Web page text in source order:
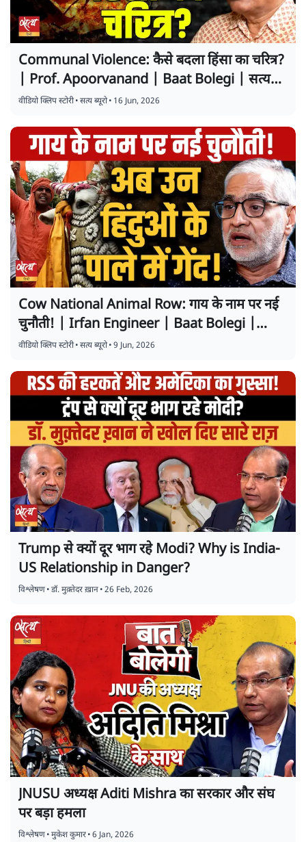
Communal Violence: कैसे बदला हिंसा का चरित्र?
| Prof. Apoorvanand | Baat Bolegi | सत्य
हिंदी
वीडियो क्लिप स्टोरी•सत्य ब्यूरो• 16 Jun, 2026
Cow National Animal Row: गाय के नाम पर नई
चुनौती! | Irfan Engineer | Baat Bolegi |
Satya Hindi
वीडियो क्लिप स्टोरी•सत्य ब्यूरो•9 Jun, 2026
Trump से क्यों दूर भाग रहे Modi? Why is India-
US Relationship in Danger?
विश्लेषण•डॉ. मुक़्तेदर ख़ान•26 Feb, 2026
JNUSU अध्यक्ष Aditi Mishra का सरकार और संघ
पर बड़ा हमला
विश्लेषण•मुकेश कुमार•6 Jan, 2026